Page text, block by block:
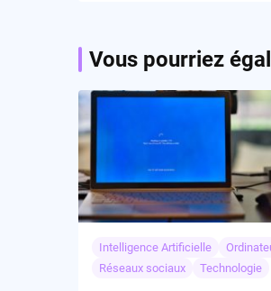
Vous pourriez
Intelligence Artificielle
Réseaux sociaux
Technologie